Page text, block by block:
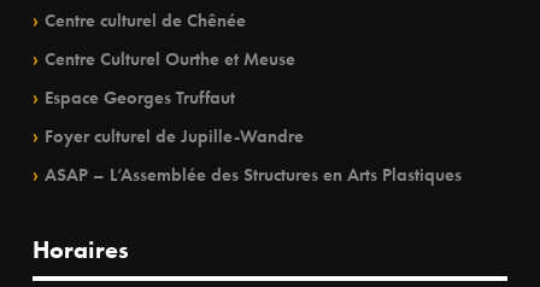
Centre culturel de Chênée
Centre Culturel Ourthe et Meuse
Espace Georges Truffaut
Foyer culturel de Jupille-Wandre
ASAP – L’Assemblée des Structures en Arts Plastiques
Horaires